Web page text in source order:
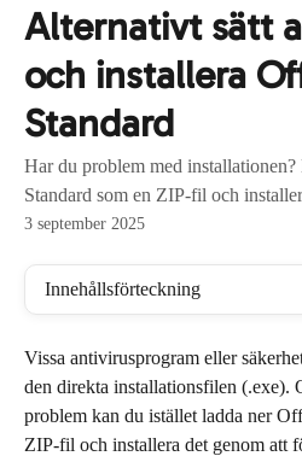
Alternativt sätt
och installera
Standard
Har du problem med
Standard som en ZIP-fil och
3 september 2025
Innehållsförteckning
Vissa antivirusprogram eller
den direkta installationsfilen (.exe).
problem kan du istället ladda ner
ZIP-fil och installera det genom att